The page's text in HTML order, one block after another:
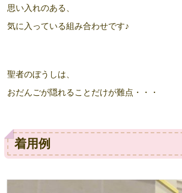
思い入れのある、
気に入っている組み合わせです♪
聖者のぼうしは、
おだんごが隠れることだけが難点・・・
着用例